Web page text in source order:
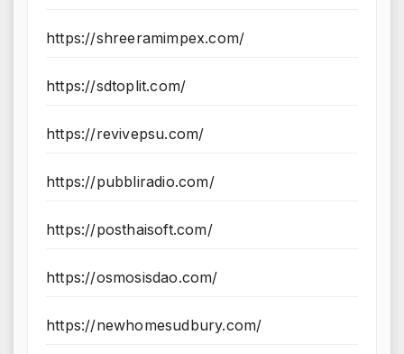
https://shreeramimpex.com/
https://sdtoplit.com/
https://revivepsu.com/
https://pubbliradio.com/
https://posthaisoft.com/
https://osmosisdao.com/
https://newhomesudbury.com/